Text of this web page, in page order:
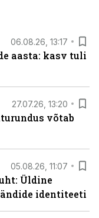
06.08.26, 13:17
aasta: kasv tuli
27.07.26, 13:20
võtab
05.08.26, 11:07
Üldine
identiteeti